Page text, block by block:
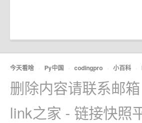
今天看啥 · Py中国 · codingpro · 小百科 ·
删除内容请联系邮
link之家 - 链接快照